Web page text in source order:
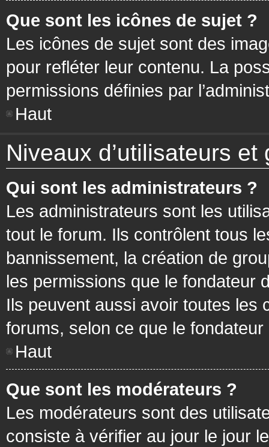
Que sont les icônes de sujet ?
Les icônes de sujet sont des
pour refléter leur contenu. La
permissions définies par
Haut
Niveaux d’utilisateurs et
Qui sont les administrateurs ?
Les administrateurs sont les
tout le forum. Ils contrôlent tous
bannissement, la création de
les permissions que le fondateur
Ils peuvent aussi avoir toutes les
forums, selon ce que le
Haut
Que sont les modérateurs ?
Les modérateurs sont des
consiste à vérifier au jour le jour